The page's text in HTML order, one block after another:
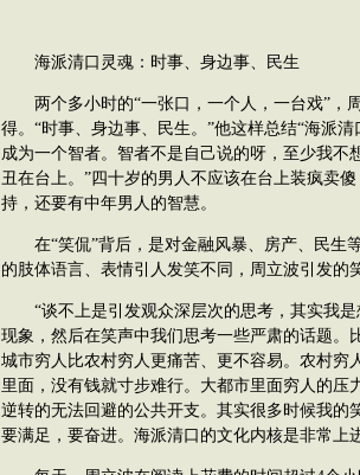
海派清口灵魂：时事、身边事、民生
两个多小时的“一张口，一个人，一台戏”，
得。“时事、身边事、民生。”他这样总结“海派
成为一个智者。智者不是自己说的呀，至少我不
丑在台上。”四十岁的男人不应该在台上装疯卖
持，还要有中年男人的智慧。
在“笑侃”背后，是对金融风暴、房产、民生
的肢体语言、表情引人发笑不同，周立波引发的
“谈不上是引发观众深层次的思考，其实我是
现象，然后在笑声中我们思考一些严肃的话题。
城市穷人比农村穷人更痛苦、更不容易。农村穷
里面，没有钱就寸步难行。大都市里面穷人的压
逆转的无法回避的公共开支。其实很多时候我的
要满足，要奋进。海派清口的文化内核是非常上